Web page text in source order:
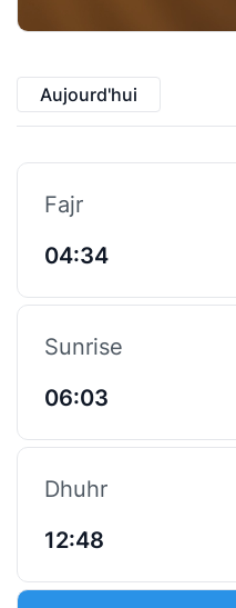
Aujourd'hui
Fajr
04:34
Sunrise
06:03
Dhuhr
12:48